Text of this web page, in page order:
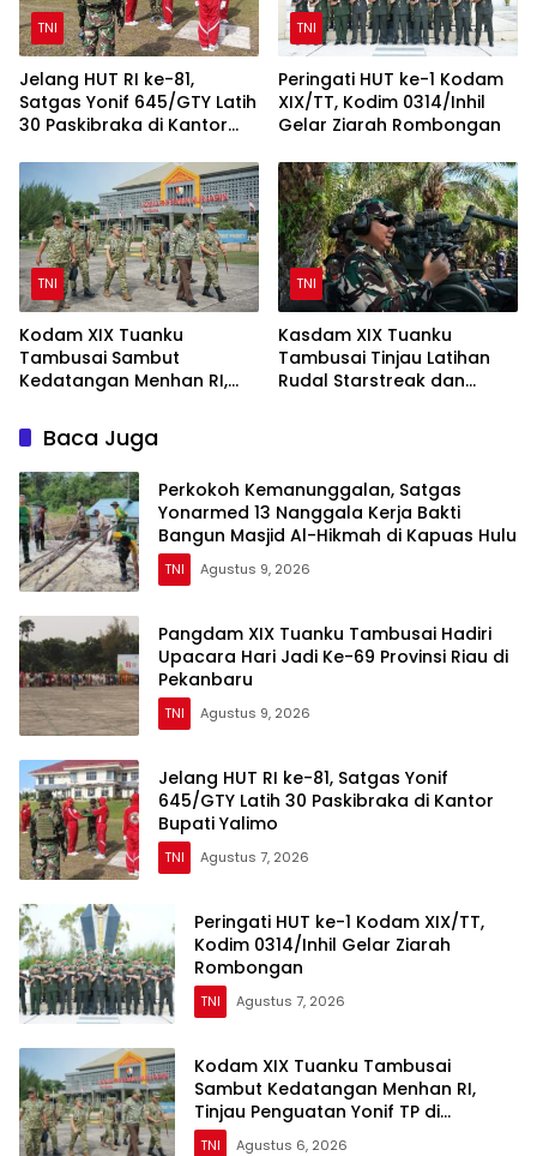
TNI
Jelang HUT RI ke-81,
Satgas Yonif 645/GTY Latih
30 Paskibraka di Kantor
TNI
Peringati HUT ke-1 Kodam
XIX/TT, Kodim 0314/Inhil
Gelar Ziarah Rombongan
TNI
Kodam XIX Tuanku
Tambusai Sambut
Kedatangan Menhan RI,
di Bengkalis dan Kampar
TNI
Kasdam XIX Tuanku
Tambusai Tinjau Latihan
Rudal Starstreak dan
Baca Juga
Perkokoh Kemanunggalan, Satgas
Yonarmed 13 Nanggala Kerja Bakti
Bangun Masjid Al-Hikmah di Kapuas Hulu
TNI Agustus 9, 2026
Pangdam XIX Tuanku Tambusai Hadiri
Upacara Hari Jadi Ke-69 Provinsi Riau di
Pekanbaru
TNI Agustus 9, 2026
Jelang HUT RI ke-81, Satgas Yonif
645/GTY Latih 30 Paskibraka di Kantor
Bupati Yalimo
TNI Agustus 7, 2026
Peringati HUT ke-1 Kodam XIX/TT,
Kodim 0314/Inhil Gelar Ziarah
Rombongan
TNI Agustus 7, 2026
Kodam XIX Tuanku Tambusai
Sambut Kedatangan Menhan RI,
Tinjau Penguatan Yonif TP di
Bengkalis dan Kampar
TNI Agustus 6, 2026